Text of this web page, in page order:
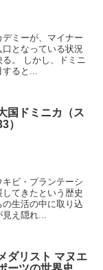
ミーが、マイナー
となっている状況
。 しかし、ドミニ
すると...
国ドミニカ（ス
）
ビ・プランテーシ
てきたという歴史
生活の中に取り込
見え隠れ...
ダリスト マヌエ